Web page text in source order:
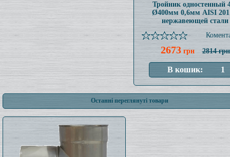
Тройник одностенный
Ø400мм 0,6мм AISI 201
нержавеющей стали
2673грн 2814 грн
Останні переглянуті товари